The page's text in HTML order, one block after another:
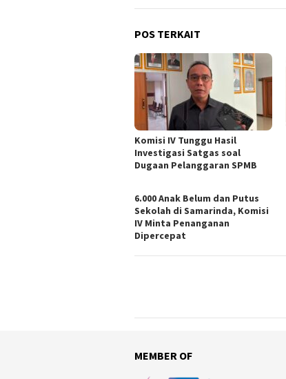
POS TERKAIT
Komisi IV Tunggu Hasil
Investigasi Satgas soal
Dugaan Pelanggaran SPMB
6.000 Anak Belum dan Putus
Sekolah di Samarinda, Komisi
IV Minta Penanganan
Dipercepat
MEMBER OF